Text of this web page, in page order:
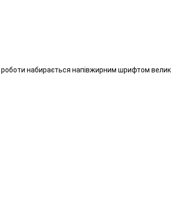
набирається напівжирним шрифтом